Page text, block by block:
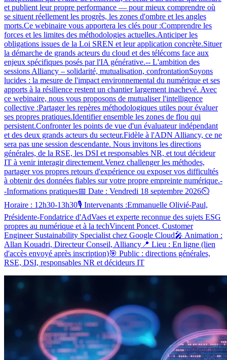
et publient leur propre performance — pour mieux comprendre où
se situent réellement les progrès, les zones d'ombre et les angles
morts.Ce webinaire vous apportera les clés pour :Comprendre les
forces et les limites des méthodologies actuelles.Anticiper les
obligations issues de la Loi SREN et leur application concrète.Situer
la démarche de grands acteurs du cloud et des télécoms face aux
enjeux spécifiques posés par l'IA générative.-- L'ambition des
sessions Alliancy – solidarité, mutualisation, confrontationSoyons
lucides : la mesure de l'impact environnemental du numérique et ses
apports à la résilience restent un chantier largement inachevé. Avec
ce webinaire, nous vous proposons de mutualiser l'intelligence
collective :Partager les repères méthodologiques utiles pour évaluer
ses propres pratiques.Identifier ensemble les zones de flou qui
persistent.Confronter les points de vue d'un évaluateur indépendant
et des deux grands acteurs du secteur.Fidèle à l'ADN Alliancy, ce ne
sera pas une session descendante. Nous invitons les directions
générales, de la RSE, les DSI et responsables NR, et tout décideur
IT à venir interagir directement.Venez challenger les méthodes,
partager vos propres retours d'expérience ou exposer vos difficultés
à obtenir des données fiables sur votre propre empreinte numérique.-
-Informations pratiques📅 Date : Vendredi 18 septembre 2026⏲️
Horaire : 12h30-13h30🎙️ Intervenants :Emmanuelle Olivié-Paul,
Présidente-Fondatrice d'AdVaes et experte reconnue des sujets ESG
propres au numérique et à la techVincent Poncet, Customer
Engineer Sustainability Specialist chez Google Cloud🎤 Animation :
Allan Kouadri, Directeur Conseil, Alliancy📍 Lieu : En ligne (lien
d'accès envoyé après inscription)🎯 Public : directions générales,
RSE, DSI, responsables NR et décideurs IT